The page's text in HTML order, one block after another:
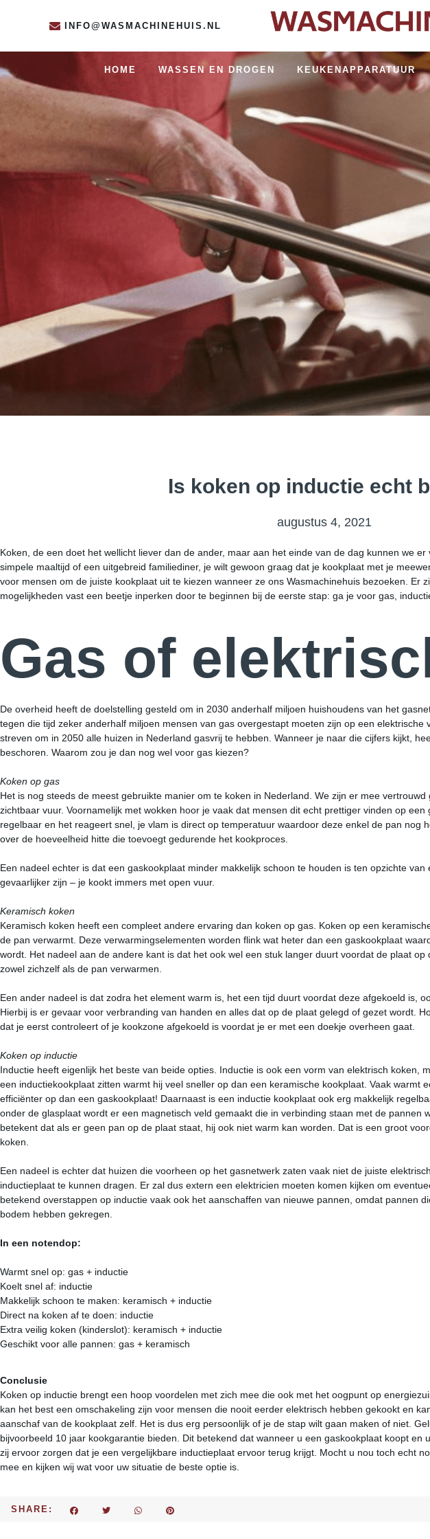
INFO@WASMACHINEHUIS.NL
HOME WASSEN EN DROGEN KEUKENAPPARATUUR
Is koken op inductie echt
augustus 4, 2021
Koken, de een doet het wellicht liever dan de ander, maar aan het einde van de dag kunnen we
simpele maaltijd of een uitgebreid familiediner, je wilt gewoon graag dat je kookplaat met je
voor mensen om de juiste kookplaat uit te kiezen wanneer ze ons Wasmachinehuis bezoeken. Er
mogelijkheden vast een beetje inperken door te beginnen bij de eerste stap: ga je voor gas,
Gas of
De overheid heeft de doelstelling gesteld om in 2030 anderhalf miljoen huishoudens van het
tegen die tijd zeker anderhalf miljoen mensen van gas overgestapt moeten zijn op een
streven om in 2050 alle huizen in Nederland gasvrij te hebben. Wanneer je naar die cijfers kijkt,
beschoren. Waarom zou je dan nog wel voor gas kiezen?
Koken op gas
Het is nog steeds de meest gebruikte manier om te koken in Nederland. We zijn er mee
zichtbaar vuur. Voornamelijk met wokken hoor je vaak dat mensen dit echt prettiger vinden op
regelbaar en het reageert snel, je vlam is direct op temperatuur waardoor deze enkel de pan nog
over de hoeveelheid hitte die toevoegt gedurende het kookproces.
Een nadeel echter is dat een gaskookplaat minder makkelijk schoon te houden is ten opzichte
gevaarlijker zijn – je kookt immers met open vuur.
Keramisch koken
Keramisch koken heeft een compleet andere ervaring dan koken op gas. Koken op een
de pan verwarmt. Deze verwarmingselementen worden flink wat heter dan een gaskookplaat
wordt. Het nadeel aan de andere kant is dat het ook wel een stuk langer duurt voordat de plaat
zowel zichzelf als de pan verwarmen.
Een ander nadeel is dat zodra het element warm is, het een tijd duurt voordat deze afgekoeld is,
Hierbij is er gevaar voor verbranding van handen en alles dat op de plaat gelegd of gezet wordt.
dat je eerst controleert of je kookzone afgekoeld is voordat je er met een doekje overheen gaat.
Koken op inductie
Inductie heeft eigenlijk het beste van beide opties. Inductie is ook een vorm van elektrisch koken,
een inductiekookplaat zitten warmt hij veel sneller op dan een keramische kookplaat. Vaak warmt
efficiënter op dan een gaskookplaat! Daarnaast is een inductie kookplaat ook erg makkelijk
onder de glasplaat wordt er een magnetisch veld gemaakt die in verbinding staan met de pannen
betekent dat als er geen pan op de plaat staat, hij ook niet warm kan worden. Dat is een groot
koken.
Een nadeel is echter dat huizen die voorheen op het gasnetwerk zaten vaak niet de juiste
inductieplaat te kunnen dragen. Er zal dus extern een elektricien moeten komen kijken om
betekend overstappen op inductie vaak ook het aanschaffen van nieuwe pannen, omdat pannen
bodem hebben gekregen.
In een notendop:
Warmt snel op: gas + inductie
Koelt snel af: inductie
Makkelijk schoon te maken: keramisch + inductie
Direct na koken af te doen: inductie
Extra veilig koken (kinderslot): keramisch + inductie
Geschikt voor alle pannen: gas + keramisch
Conclusie
Koken op inductie brengt een hoop voordelen met zich mee die ook met het oogpunt op
kan het best een omschakeling zijn voor mensen die nooit eerder elektrisch hebben gekookt en
aanschaf van de kookplaat zelf. Het is dus erg persoonlijk of je de stap wilt gaan maken of niet.
bijvoorbeeld 10 jaar kookgarantie bieden. Dit betekend dat wanneer u een gaskookplaat koopt en
zij ervoor zorgen dat je een vergelijkbare inductieplaat ervoor terug krijgt. Mocht u nou toch echt
mee en kijken wij wat voor uw situatie de beste optie is.
SHARE: